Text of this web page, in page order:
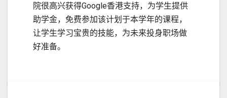
院很高兴获得Google香港支持，为学生提供
助学金，免费参加该计划于本学年的课程，
让学生学习宝贵的技能，为未来投身职场做
好准备。